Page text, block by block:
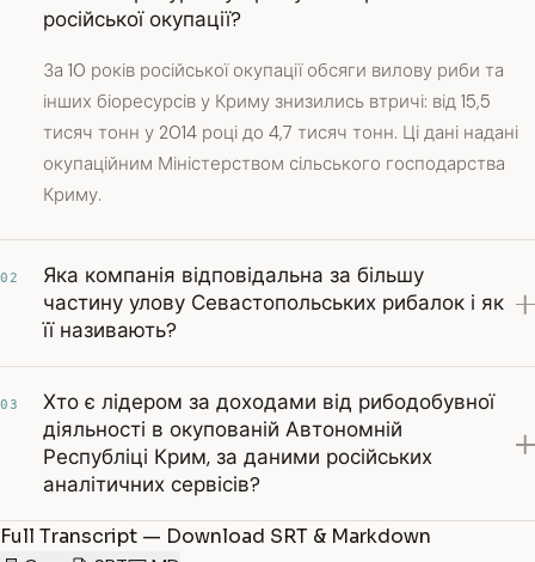
російської окупації?
За 10 років російської окупації обсяги вилову риби та
інших біоресурсів у Криму знизились втричі: від 15,5
тисяч тонн у 2014 році до 4,7 тисяч тонн. Ці дані надані
окупаційним Міністерством сільського господарства
Криму.
02
Яка компанія відповідальна за більшу
частину улову Севастопольських рибалок і як
її називають?
03
Хто є лідером за доходами від рибодобувної
діяльності в окупованій Автономній
Республіці Крим, за даними російських
аналітичних сервісів?
Full Transcript — Download SRT & Markdown